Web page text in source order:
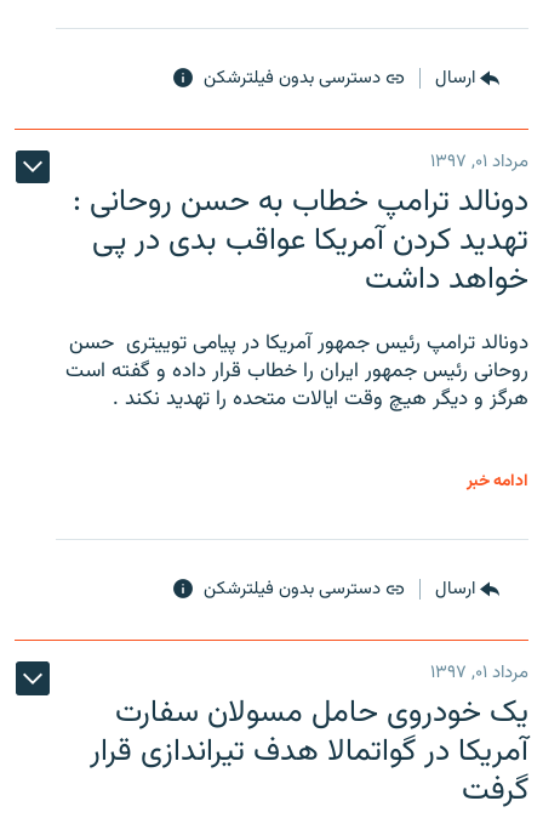
ارسال دسترسی بدون فیلترشکن
مرداد ۰۱, ۱۳۹۷
دونالد ترامپ خطاب به حسن روحانی :
تهدید کردن آمریکا عواقب بدی در پی
خواهد داشت
دونالد ترامپ رئیس جمهور آمریکا در پیامی توییتری ‌ حسن
روحانی رئیس جمهور ایران را خطاب قرار داده و گفته است
هرگز و دیگر هیچ وقت ایالات متحده را تهدید نکند .
ادامه خبر
ارسال دسترسی بدون فیلترشکن
مرداد ۰۱, ۱۳۹۷
یک خودروی حامل مسولان سفارت
آمریکا در گواتمالا هدف تیراندازی قرار
گرفت